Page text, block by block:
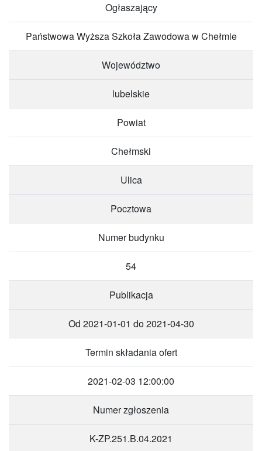
Ogłaszający
Państwowa Wyższa Szkoła Zawodowa w Chełmie
Województwo
lubelskie
Powiat
Chełmski
Ulica
Pocztowa
Numer budynku
54
Publikacja
Od 2021-01-01 do 2021-04-30
Termin składania ofert
2021-02-03 12:00:00
Numer zgłoszenia
K-ZP.251.B.04.2021